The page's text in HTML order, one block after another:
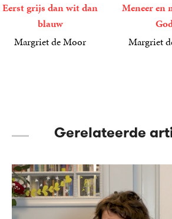
Eerst grijs dan wit dan
blauw
Margriet de Moor
Meneer en
Margriet
Gerelateerde